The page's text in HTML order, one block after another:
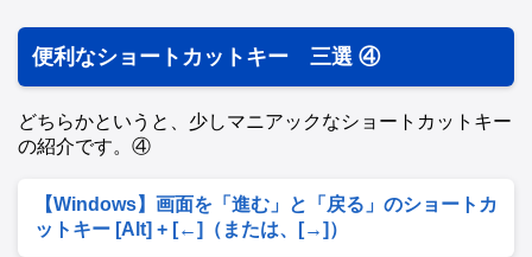
便利なショートカットキー 三選 ④
どちらかというと、少しマニアックなショートカットキー
の紹介です。④
【Windows】画面を「進む」と「戻る」のショートカ
ットキー [Alt] + [←]（または、[→]）